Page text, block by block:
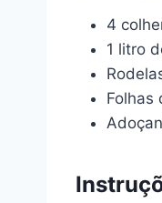
4
1 litro
Folhas